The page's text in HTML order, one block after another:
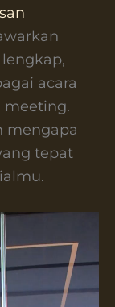
acara
meeting.
mengapa
tepat